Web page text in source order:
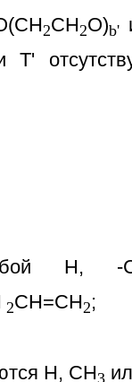
2СН2O)b'
Н, -
2СН=СН2;
Н, СН